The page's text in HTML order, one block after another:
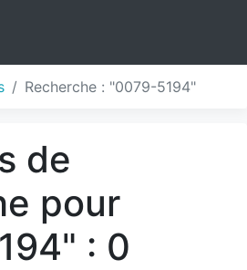
Recherche : "0079-5194"
de
pour
: 0